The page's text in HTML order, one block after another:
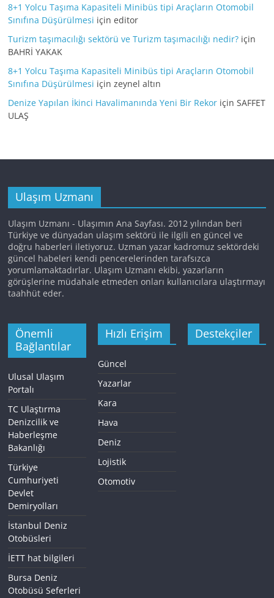
8+1 Yolcu Taşıma Kapasiteli Minibüs tipi Araçların Otomobil
Sınıfına Düşürülmesi içineditor
Turizm taşımacılığı sektörü ve Turizm taşımacılığı nedir? için
BAHRİ YAKAK
8+1 Yolcu Taşıma Kapasiteli Minibüs tipi Araçların Otomobil
Sınıfına Düşürülmesi içinzeynel altın
Denize Yapılan İkinci Havalimanında Yeni Bir Rekor içinSAFFET
ULAŞ
Ulaşım Uzmanı
Ulaşım Uzmanı - Ulaşımın Ana Sayfası. 2012 yılından beri
Türkiye ve dünyadan ulaşım sektörü ile ilgili en güncel ve
doğru haberleri iletiyoruz. Uzman yazar kadromuz sektördeki
güncel habeleri kendi pencerelerinden tarafsızca
yorumlamaktadırlar. Ulaşım Uzmanı ekibi, yazarların
görüşlerine müdahale etmeden onları kullanıcılara ulaştırmayı
taahhüt eder.
Önemli
Bağlantılar
Ulusal Ulaşım
Portalı
TC Ulaştırma
Denizcilik ve
Haberleşme
Bakanlığı
Türkiye
Cumhuriyeti
Devlet
Demiryolları
İstanbul Deniz
Otobüsleri
İETT hat bilgileri
Bursa Deniz
Otobüsü Seferleri
Hızlı Erişim
Güncel
Yazarlar
Kara
Hava
Deniz
Lojistik
Otomotiv
Destekçiler